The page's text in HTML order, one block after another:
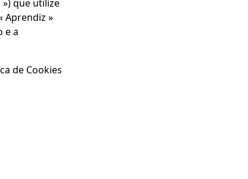
que utilize
Aprendiz »
e a
de Cookies